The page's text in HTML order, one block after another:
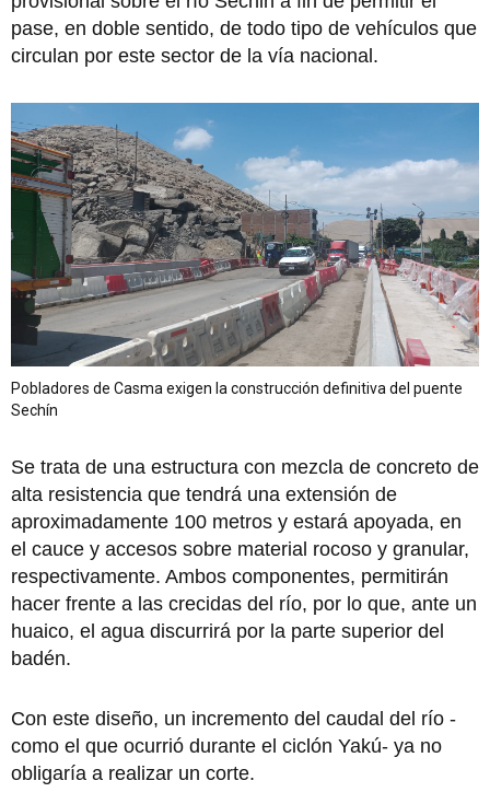
pase, en doble sentido, de todo tipo de vehículos que
circulan por este sector de la vía nacional.
Pobladores de Casma exigen la construcción definitiva del puente
Sechín
Se trata de una estructura con mezcla de concreto de
alta resistencia que tendrá una extensión de
aproximadamente 100 metros y estará apoyada, en
el cauce y accesos sobre material rocoso y granular,
respectivamente. Ambos componentes, permitirán
hacer frente a las crecidas del río, por lo que, ante un
huaico, el agua discurrirá por la parte superior del
badén.
Con este diseño, un incremento del caudal del río -
como el que ocurrió durante el ciclón Yakú- ya no
obligaría a realizar un corte.